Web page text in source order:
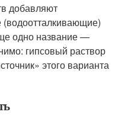
добавляют
одно название —
гипсовый раствор
этого варианта